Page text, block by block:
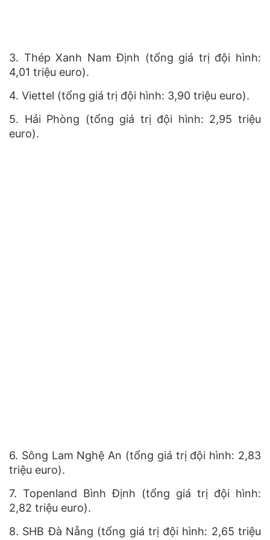
3. Thép Xanh Nam Định (tổng giá trị đội hình:
4,01 triệu euro).
4. Viettel (tổng giá trị đội hình: 3,90 triệu euro).
5. Hải Phòng (tổng giá trị đội hình: 2,95 triệu
euro).
6. Sông Lam Nghệ An (tổng giá trị đội hình: 2,83
triệu euro).
7. Topenland Bình Định (tổng giá trị đội hình:
2,82 triệu euro).
8. SHB Đà Nẵng (tổng giá trị đội hình: 2,65 triệu